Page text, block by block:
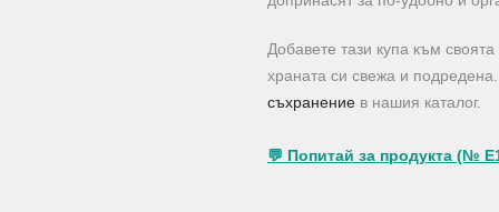
Добавете тази купа към
храната си свежа и
съхранение в нашия каталог.
💬 Попитай за продукта (№